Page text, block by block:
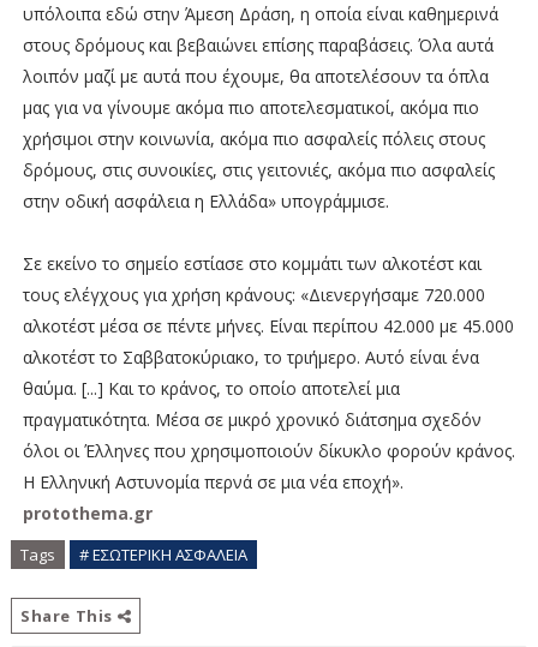
υπόλοιπα εδώ στην Άμεση Δράση, η οποία είναι καθημερινά
στους δρόμους και βεβαιώνει επίσης παραβάσεις. Όλα αυτά
λοιπόν μαζί με αυτά που έχουμε, θα αποτελέσουν τα όπλα
μας για να γίνουμε ακόμα πιο αποτελεσματικοί, ακόμα πιο
χρήσιμοι στην κοινωνία, ακόμα πιο ασφαλείς πόλεις στους
δρόμους, στις συνοικίες, στις γειτονιές, ακόμα πιο ασφαλείς
στην οδική ασφάλεια η Ελλάδα» υπογράμμισε.
Σε εκείνο το σημείο εστίασε στο κομμάτι των αλκοτέστ και
τους ελέγχους για χρήση κράνους: «Διενεργήσαμε 720.000
αλκοτέστ μέσα σε πέντε μήνες. Είναι περίπου 42.000 με 45.000
αλκοτέστ το Σαββατοκύριακο, το τριήμερο. Αυτό είναι ένα
θαύμα. [...] Και το κράνος, το οποίο αποτελεί μια
πραγματικότητα. Μέσα σε μικρό χρονικό διάτσημα σχεδόν
όλοι οι Έλληνες που χρησιμοποιούν δίκυκλο φορούν κράνος.
Η Ελληνική Αστυνομία περνά σε μια νέα εποχή».
protothema.gr
Tags # ΕΣΩΤΕΡΙΚΗ ΑΣΦΑΛΕΙΑ
Share This